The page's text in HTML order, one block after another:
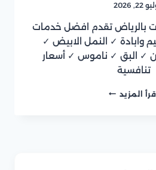
22, 2026
بالرياض تقدم افضل خدمات
وابادة ✓ النمل الابيض ✓
✓ البق ✓ ناموس ✓ أسعار
تنافسية
إقرأ المزيد شركة